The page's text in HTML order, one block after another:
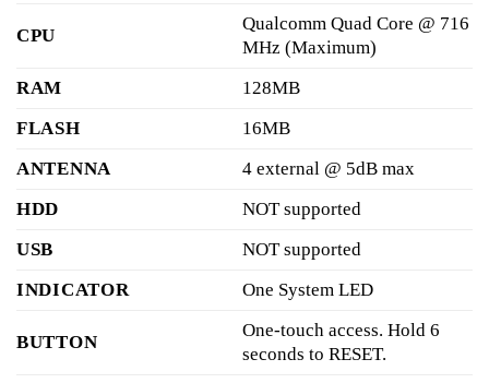
CPU
Qualcomm Quad Core @ 716
MHz (Maximum)
RAM
128MB
FLASH
16MB
ANTENNA
4 external @ 5dB max
HDD
NOT supported
USB
NOT supported
INDICATOR
One System LED
BUTTON
One-touch access. Hold 6
seconds to RESET.